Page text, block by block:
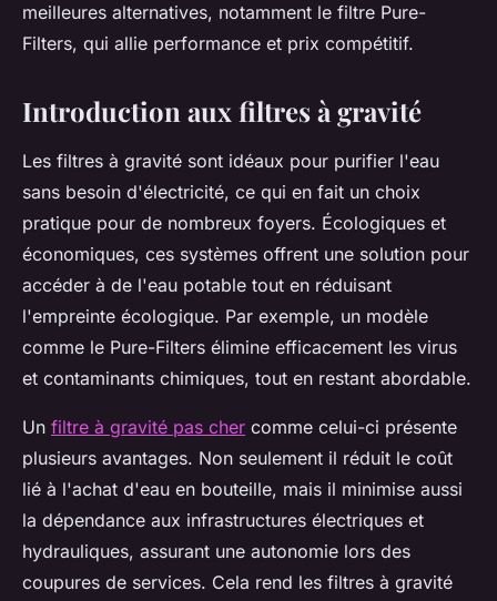
meilleures alternatives, notamment le filtre Pure-
Filters, qui allie performance et prix compétitif.
Introduction aux filtres à gravité
Les filtres à gravité sont idéaux pour purifier l'eau
sans besoin d'électricité, ce qui en fait un choix
pratique pour de nombreux foyers. Écologiques et
économiques, ces systèmes offrent une solution pour
accéder à de l'eau potable tout en réduisant
l'empreinte écologique. Par exemple, un modèle
comme le Pure-Filters élimine efficacement les virus
et contaminants chimiques, tout en restant abordable.
Un filtre à gravité pas cher comme celui-ci présente
plusieurs avantages. Non seulement il réduit le coût
lié à l'achat d'eau en bouteille, mais il minimise aussi
la dépendance aux infrastructures électriques et
hydrauliques, assurant une autonomie lors des
coupures de services. Cela rend les filtres à gravité